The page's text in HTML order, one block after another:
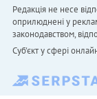
Редакція не несе
оприлюднені у
законодавством,
Cуб'єкт у сфері